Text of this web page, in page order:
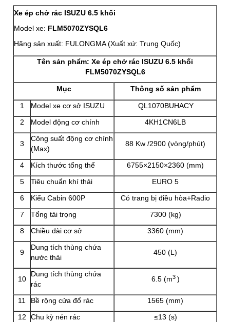
Xe ép chở rác ISUZU 6.5 khối
Model xe: FLM5070ZYSQL6
Hãng sản xuất: FULONGMA (Xuất xứ: Trung Quốc)
Tên sản phẩm: Xe ép chở rác ISUZU 6.5 khối
FLM5070ZYSQL6
Mục Thông số sản phẩm
1 Model xe cơ sở ISUZU
QL1070BUHACY
2
Model động cơ chính 4KH1CN6LB
3
Công suất động cơ chính
(Max)
88 Kw /2900 (vòng/phút)
4 Kích thước tổng thể
6755×2150×2360 (mm)
5
Tiêu chuẩn khí thải
EURO 5
6
Kiểu Cabin 600P
Có trang bị điều hòa+Radio
7
Tổng tải trọng
7300 (kg)
8
Chiều dài cơ sở 3360 (mm)
9
Dung tích thùng chứa
nước thải
450 (L)
10
Dung tích thùng chứa
rác
6.5 (m3 )
11 Bề rộng cửa đổ rác
1565 (mm)
12
Chu kỳ nén rác
≤13 (s)